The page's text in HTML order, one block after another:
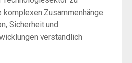
komplexen Zusammenhänge
Sicherheit und
verständlich